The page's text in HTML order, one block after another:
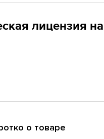
лицензия
о товаре